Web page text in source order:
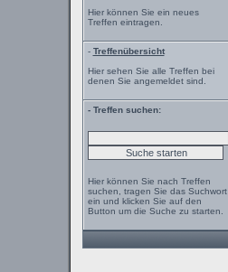
Hier können Sie ein neues
Treffen eintragen.
- Treffenübersicht
Hier sehen Sie alle Treffen bei
denen Sie angemeldet sind.
- Treffen suchen:
Hier können Sie nach Treffen
suchen, tragen Sie das Suchwort
ein und klicken Sie auf den
Button um die Suche zu starten.